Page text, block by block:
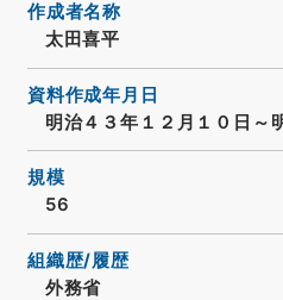
作成者名称
太田喜平
資料作成年月日
明治４３年１２月１０日～
規模
56
組織歴/履歴
外務省